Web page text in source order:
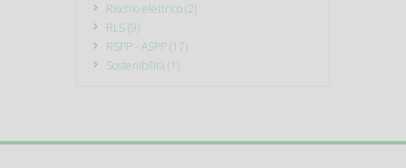
Rischio elettrico (2)
RLS (9)
RSPP - ASPP (17)
Sostenibilità (1)